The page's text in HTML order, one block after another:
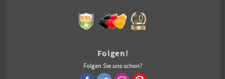
Folgen!
Folgen Sie uns schon?